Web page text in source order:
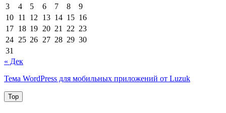
3
4 5 6 7 8
9
10 11 12 13 14 15 16
17 18 19 20 21 22 23
24 25 26 27 28 29 30
31
« Дек
Тема WordPress для мобильных приложений от Luzuk
Top